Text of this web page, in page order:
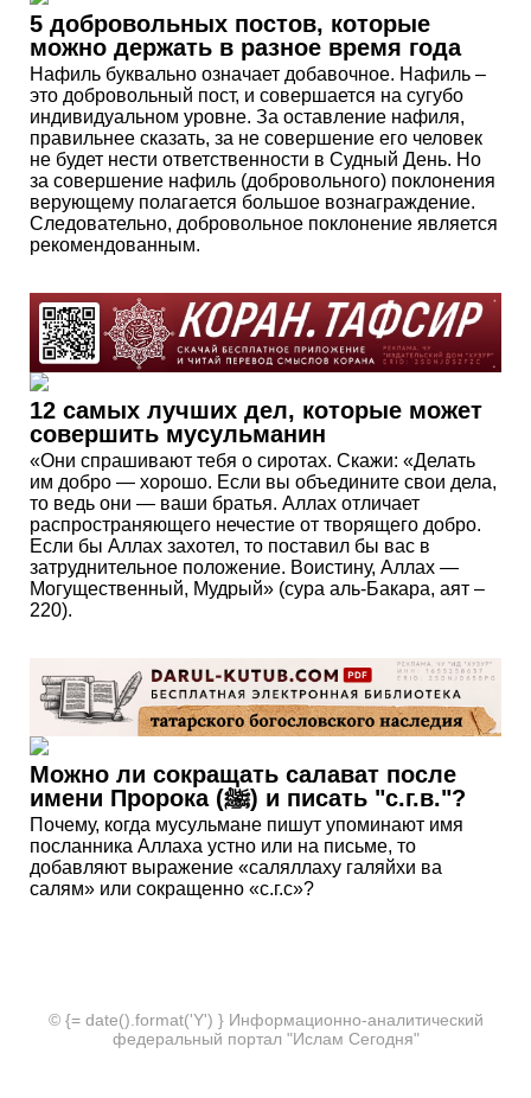
5 добровольных постов, которые
можно держать в разное время года
Нафиль буквально означает добавочное. Нафиль –
это добровольный пост, и совершается на сугубо
индивидуальном уровне. За оставление нафиля,
правильнее сказать, за не совершение его человек
не будет нести ответственности в Судный День. Но
за совершение нафиль (добровольного) поклонения
верующему полагается большое вознаграждение.
Следовательно, добровольное поклонение является
рекомендованным.
12 самых лучших дел, которые может
совершить мусульманин
«Они спрашивают тебя о сиротах. Скажи: «Делать
им добро — хорошо. Если вы объедините свои дела,
то ведь они — ваши братья. Аллах отличает
распространяющего нечестие от творящего добро.
Если бы Аллах захотел, то поставил бы вас в
затруднительное положение. Воистину, Аллах —
Могущественный, Мудрый» (сура аль-Бакара, аят –
220).
Можно ли сокращать салават после
имени Пророка (ﷺ) и писать "с.г.в."?
Почему, когда мусульмане пишут упоминают имя
посланника Аллаха устно или на письме, то
добавляют выражение «саляллаху галяйхи ва
салям» или сокращенно «с.г.с»?
© {= date().format('Y') } Информационно-аналитический
федеральный портал "Ислам Сегодня"